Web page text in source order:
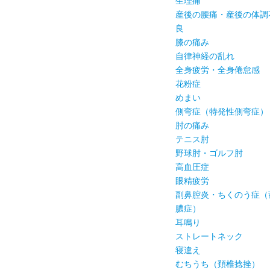
産後の腰痛・産後の体調
良
膝の痛み
自律神経の乱れ
全身疲労・全身倦怠感
花粉症
めまい
側弯症（特発性側弯症）
肘の痛み
テニス肘
野球肘・ゴルフ肘
高血圧症
眼精疲労
副鼻腔炎・ちくのう症（
膿症）
耳鳴り
ストレートネック
寝違え
むちうち（頚椎捻挫）